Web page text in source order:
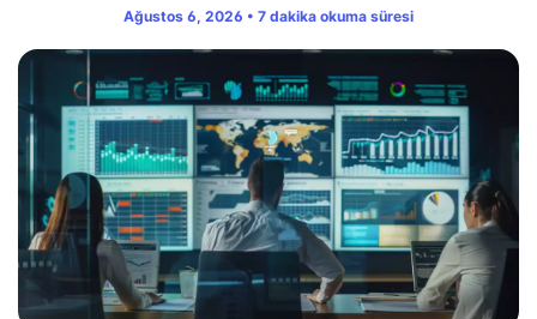
Ağustos 6, 2026 • 7 dakika okuma süresi